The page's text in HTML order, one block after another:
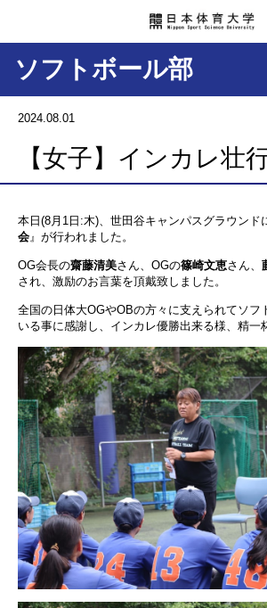
ソフトボール部
2024.08.01
【女子】インカレ壮
本日(8月1日:木)、世田谷キャンパスグラウンド
会』が行われました。
OG会長の齋藤清美さん、OGの篠崎文恵さん、
され、激励のお言葉を頂戴致しました。
全国の日体大OGやOBの方々に支えられてソフ
いる事に感謝し、インカレ優勝出来る様、精一